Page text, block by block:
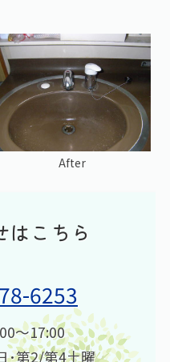
After
はこちら
6253
〜17:00
第2/第4土曜